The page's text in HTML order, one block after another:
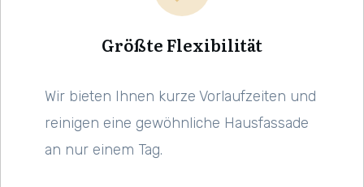
Größte Flexibilität
Wir bieten Ihnen kurze Vorlaufzeiten und
reinigen eine gewöhnliche Hausfassade
an nur einem Tag.